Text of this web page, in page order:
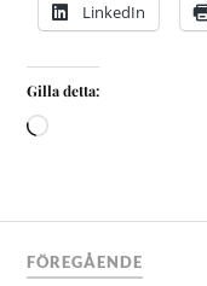
LinkedIn
Gilla detta:
FÖREGÅENDE